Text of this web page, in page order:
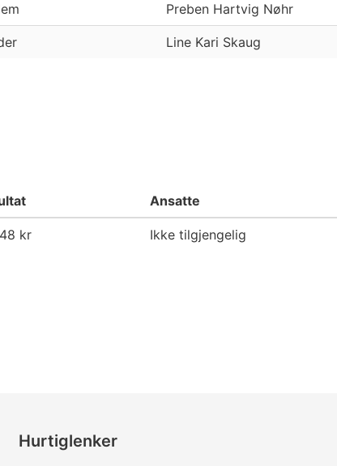
Preben Hartvig Nøhr
Line Kari Skaug
Ansatte
kr Ikke tilgjengelig
Hurtiglenker